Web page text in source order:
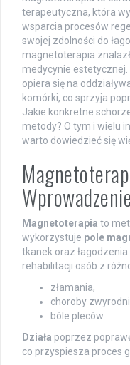
terapeutyczna, która
wsparcia procesów
swojej zdolności do
magnetoterapia
medycynie estetycznej.
opiera się na
komórki, co sprzyja
Jakie konkretne
metody? O tym i wielu
warto dowiedzieć się
Magnetoterapia to
wykorzystuje pole
tkanek oraz
rehabilitacji osób z
złamania,
choroby
bóle pleców.
Działa poprzez
co przyspiesza proces